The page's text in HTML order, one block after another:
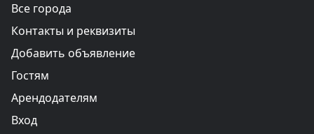
Все города
Контакты и реквизиты
Добавить объявление
Гостям
Арендодателям
Вход